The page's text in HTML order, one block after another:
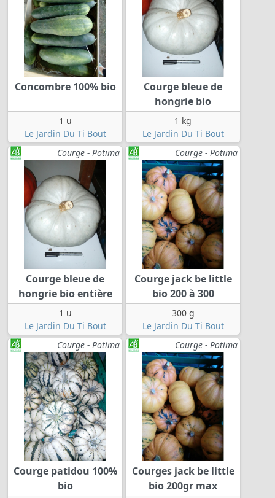
Concombre 100% bio
1 u
Le Jardin Du Ti Bout
Courge bleue de
hongrie bio
1 kg
Le Jardin Du Ti Bout
Courge - Potima
Courge bleue de
hongrie bio entière
1 u
Le Jardin Du Ti Bout
Courge - Potima
Courge jack be little
bio 200 à 300
300 g
Le Jardin Du Ti Bout
Courge - Potima
Courge patidou 100%
bio
Courge - Potima
Courges jack be little
bio 200gr max